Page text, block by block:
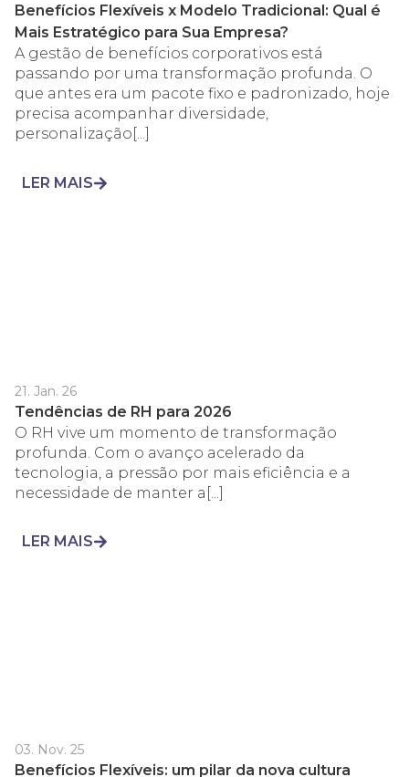
Benefícios Flexíveis x Modelo Tradicional: Qual é
Mais Estratégico para Sua Empresa?
A gestão de benefícios corporativos está
passando por uma transformação profunda. O
que antes era um pacote fixo e padronizado, hoje
precisa acompanhar diversidade,
personalização[...]
LER MAIS
21. Jan. 26
Tendências de RH para 2026
O RH vive um momento de transformação
profunda. Com o avanço acelerado da
tecnologia, a pressão por mais eficiência e a
necessidade de manter a[...]
LER MAIS
03. Nov. 25
Benefícios Flexíveis: um pilar da nova cultura